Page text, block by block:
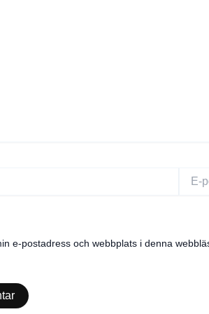
post*
e-postadress och webbplats i denna